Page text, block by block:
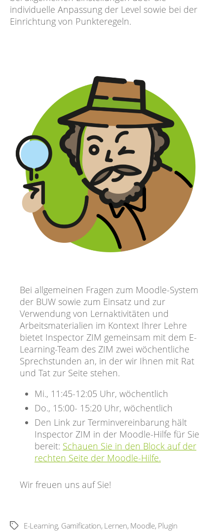
individuelle Anpassung der Level sowie bei der
Einrichtung von Punkteregeln.
Bei allgemeinen Fragen zum Moodle-System
der BUW sowie zum Einsatz und zur
Verwendung von Lernaktivitäten und
Arbeitsmaterialien im Kontext Ihrer Lehre
bietet Inspector ZIM gemeinsam mit dem E-
Learning-Team des ZIM zwei wöchentliche
Sprechstunden an, in der wir Ihnen mit Rat
und Tat zur Seite stehen.
Mi., 11:45-12:05 Uhr, wöchentlich
Do., 15:00- 15:20 Uhr, wöchentlich
Den Link zur Terminvereinbarung hält
Inspector ZIM in der Moodle-Hilfe für Sie
bereit: Schauen Sie in den Block auf der
rechten Seite der Moodle-Hilfe.
Wir freuen uns auf Sie!
Schlagwörter
E-Learning, Gamification, Lernen, Moodle, Plugin